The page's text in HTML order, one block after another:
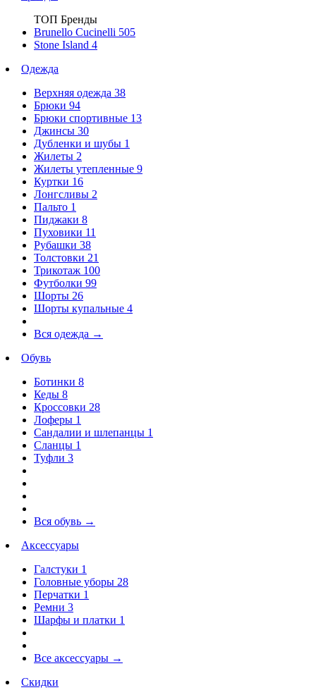
ТОП Бренды
Brunello Cucinelli 505
Stone Island 4
Одежда
Верхняя одежда 38
Брюки 94
Брюки спортивные 13
Джинсы 30
Дубленки и шубы 1
Жилеты 2
Жилеты утепленные 9
Куртки 16
Лонгсливы 2
Пальто 1
Пиджаки 8
Пуховики 11
Рубашки 38
Толстовки 21
Трикотаж 100
Футболки 99
Шорты 26
Шорты купальные 4
Вся одежда →
Обувь
Ботинки 8
Кеды 8
Кроссовки 28
Лоферы 1
Сандалии и шлепанцы 1
Сланцы 1
Туфли 3
Вся обувь →
Аксессуары
Галстуки 1
Головные уборы 28
Перчатки 1
Ремни 3
Шарфы и платки 1
Все аксессуары →
Скидки